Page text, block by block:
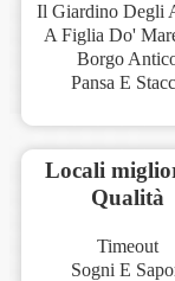
Il Giardino Degli
A Figlia Do'
Borgo
Pansa E
Locali
Qualità
Timeout
Sogni E